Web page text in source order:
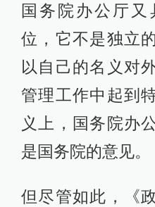
国务院办公厅
位，它不是独立
以自己的名义对
管理工作中起到
义上，国务院办
是国务院的意见。
但尽管如此，《